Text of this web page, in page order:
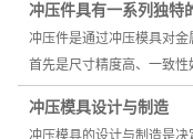
冲压件具有一系列独特
冲压件是通过冲压模具对
首先是尺寸精度高、一致
冲压模具设计与制造
冲压模具的设计与制造是